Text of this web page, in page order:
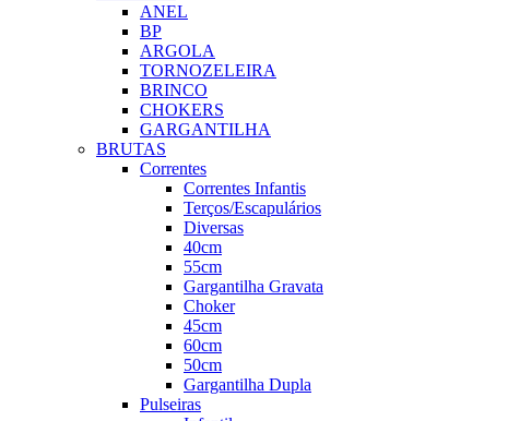
ANEL
BP
ARGOLA
TORNOZELEIRA
BRINCO
CHOKERS
GARGANTILHA
BRUTAS
Correntes
Correntes Infantis
Terços/Escapulários
Diversas
40cm
55cm
Gargantilha Gravata
Choker
45cm
60cm
50cm
Gargantilha Dupla
Pulseiras